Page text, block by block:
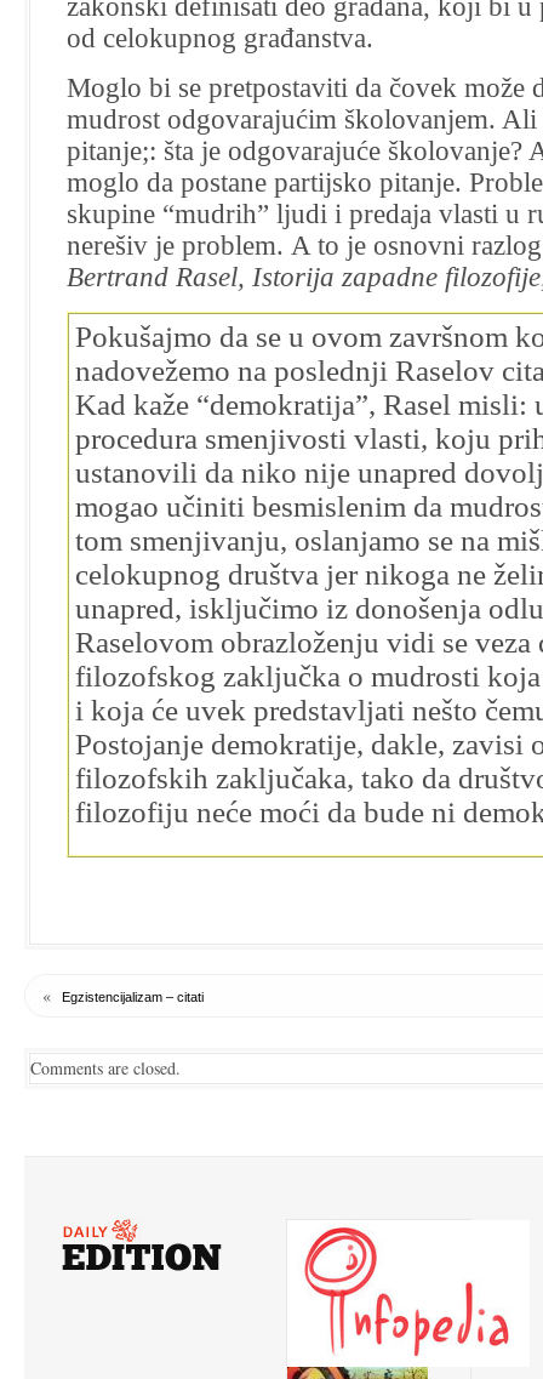
zakonski definisati deo građana, koji bi
od celokupnog građanstva.
Moglo bi se pretpostaviti da čovek može
mudrost odgovarajućim školovanjem. Ali
pitanje;: šta je odgovarajuće školovanje?
moglo da postane partijsko pitanje.
skupine “mudrih” ljudi i predaja vlasti u
nerešiv je problem. A to je osnovni
Bertrand Rasel, Istorija zapadne
Pokušajmo da se u ovom završnom
nadovežemo na poslednji Raselov
Kad kaže “demokratija”, Rasel misli:
procedura smenjivosti vlasti, koju
ustanovili da niko nije unapred
mogao učiniti besmislenim da
tom smenjivanju, oslanjamo se na
celokupnog društva jer nikoga ne
unapred, isključimo iz donošenja
Raselovom obrazloženju vidi se
filozofskog zaključka o mudrosti
i koja će uvek predstavljati nešto
Postojanje demokratije, dakle, zavisi
filozofskih zaključaka, tako da
filozofiju neće moći da bude ni
« Egzistencijalizam – citati
Comments are closed.